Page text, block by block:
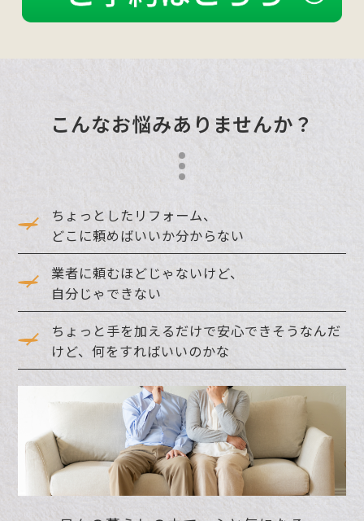
こんなお悩みありませんか？
ちょっとしたリフォーム、
どこに頼めばいいか分からない
業者に頼むほどじゃないけど、
自分じゃできない
ちょっと手を加えるだけで安心できそうなんだ
けど、何をすればいいのかな